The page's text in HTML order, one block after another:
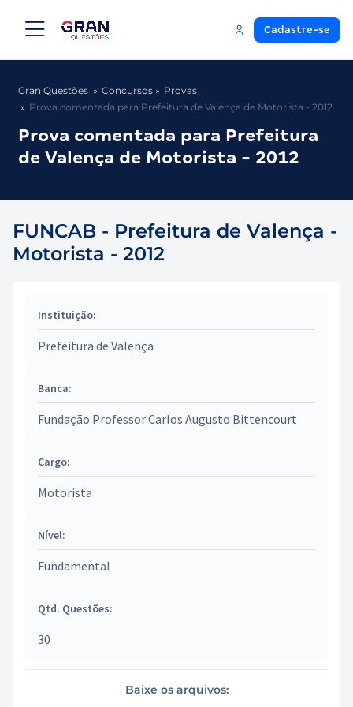
Cadastre-se
Gran Questões Concursos
Provas
Prova comentada para Prefeitura de Valença de Motorista - 2012
Prova comentada para Prefeitura
de Valença de Motorista - 2012
FUNCAB - Prefeitura de Valença -
Motorista - 2012
Instituição:
Prefeitura de Valença
Banca:
Fundação Professor Carlos Augusto Bittencourt
Cargo:
Motorista
Nível:
Fundamental
Qtd. Questões:
30
Baixe os arquivos: